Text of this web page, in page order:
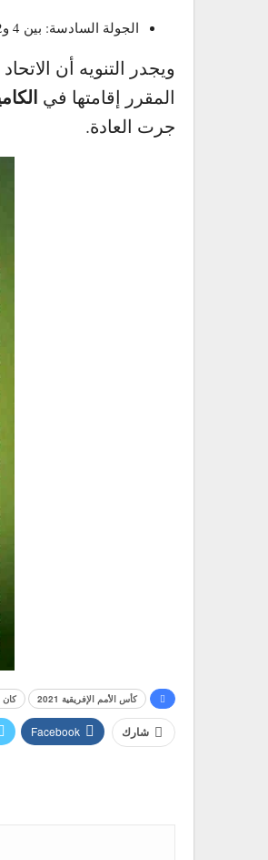
الجولة السادسة: بين 4 و12 أكتوبر 2021على أن تكون المباريات الفاصلة في الفترة الممتدة بين 8 و 16 نوفمبر 2021.
ويجدر التنويه أن
المقرر إقامتها في
جرت العادة.
كأس الأمم الإفريقية 2021 كان
شارك Facebook